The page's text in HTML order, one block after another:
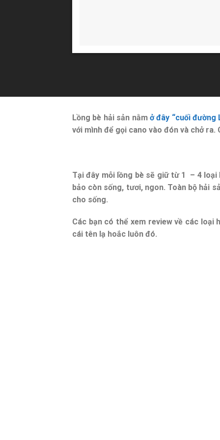
Lồng bè hải sản nằmở đây “cuối đường
với mình để gọi cano vào đón và chở ra.
Tại đây mỗi lồng bè sẽ giữ từ 1 – 4 loại
bảo còn sống, tươi, ngon. Toàn bộ hải
cho sống.
Các bạn có thể xem review về các loại
cái tên lạ hoắc luôn đó.